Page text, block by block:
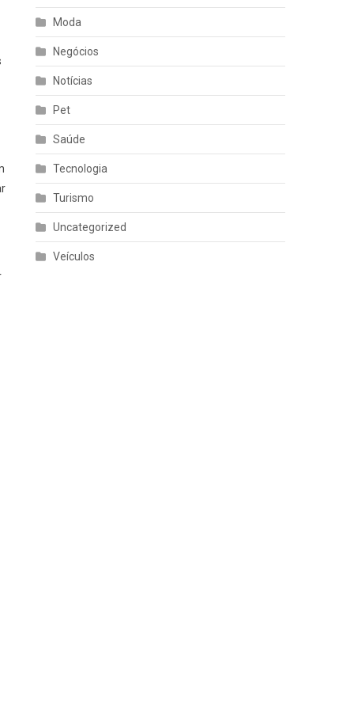
Moda
Negócios
Notícias
Pet
Saúde
Tecnologia
Turismo
Uncategorized
Veículos